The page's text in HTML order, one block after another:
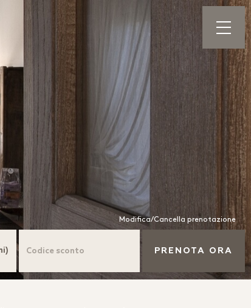
Modifica/Cancella prenotazione